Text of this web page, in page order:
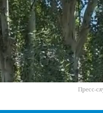
Пресс-